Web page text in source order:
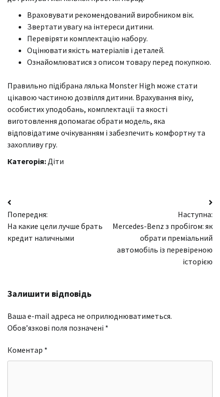
Враховувати рекомендований виробником вік.
Звертати увагу на інтереси дитини.
Перевіряти комплектацію набору.
Оцінювати якість матеріалів і деталей.
Ознайомлюватися з описом товару перед покупкою.
Правильно підібрана лялька Monster High може стати
цікавою частиною дозвілля дитини. Врахування віку,
особистих уподобань, комплектації та якості
виготовлення допомагає обрати модель, яка
відповідатиме очікуванням і забезпечить комфортну та
захопливу гру.
Категорія: Діти
Навігація
записів
Попередня:
На какие цели лучше брать
кредит наличными
Наступна:
Mercedes-Benz з пробігом: як
обрати преміальний
автомобіль із перевіреною
історією
Залишити відповідь
Ваша e-mail адреса не оприлюднюватиметься.
Обов’язкові поля позначені *
Коментар *